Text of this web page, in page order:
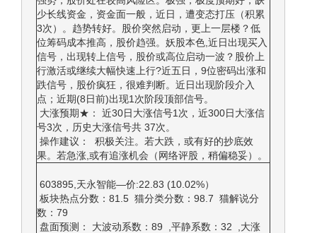
少长线资金，资金面一般，近日，遭变态打压（积累
3次）。趋势转好。股价突然启动，更上一层楼？低
位筹码成本推高，股价趋强。妖股本色,近日出现买入
信号，出现转上信号，股价或高位启动一波？股价上
行激活或继续大幅快速上行?近五日，9位密码出涨和
跌信号，股价疯狂，很难判断。近日出现阶段介入
点；近期(8日前)出现1次阶段顶部信号。
大涨预期★： 近30日大涨信号1次，近300日大涨信
号3次，历史大涨信号共 37次。
操作建议： 积极关注。若大跌，或有好的抄底效
果。若急涨,或有追涨机会（网络评股，稍偏稳妥）。
603895,天永智能—价:22.83 (10.02%）
板块热点分数：81.5 猫分类分数：98.7 猫解说分
数：79
盘面预测： 大波动系数：89 ,平静系数：32 ,大涨